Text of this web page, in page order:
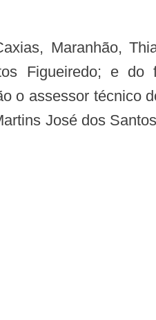
Figueiredo; e do
o assessor técnico
José dos